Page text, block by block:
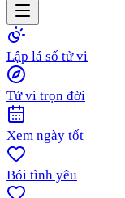
Lập lá số tử vi
Tử vi trọn đời
Xem ngày tốt
Bói tình yêu